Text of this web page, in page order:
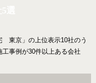
東京」の上位表示10社のう
事例が30件以上ある会社